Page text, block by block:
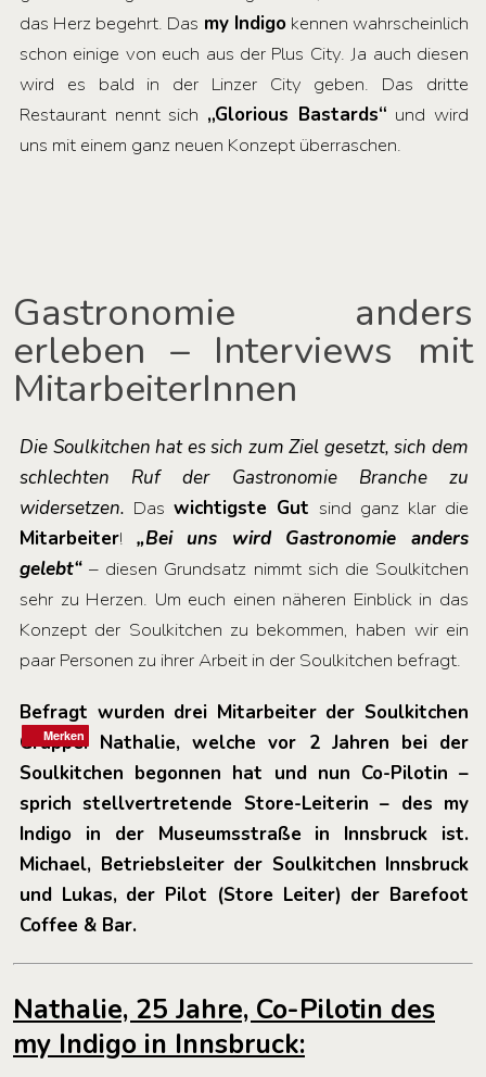
das Herz begehrt. Das my Indigo kennen wahrscheinlich
schon einige von euch aus der Plus City. Ja auch diesen
wird es bald in der Linzer City geben. Das dritte
Restaurant nennt sich „Glorious Bastards“ und wird
uns mit einem ganz neuen Konzept überraschen.
Gastronomie anders
erleben – Interviews mit
MitarbeiterInnen
Die Soulkitchen hat es sich zum Ziel gesetzt, sich dem
schlechten Ruf der Gastronomie Branche zu
widersetzen. Daswichtigste Gut sind ganz klar die
Mitarbeiter! „Bei uns wird Gastronomie anders
gelebt“ – diesen Grundsatz nimmt sich die Soulkitchen
sehr zu Herzen. Um euch einen näheren Einblick in das
Konzept der Soulkitchen zu bekommen, haben wir ein
paar Personen zu ihrer Arbeit in der Soulkitchen befragt.
Befragt wurden drei Mitarbeiter der Soulkitchen
Gruppe. Nathalie, welche vor 2 Jahren bei der
Soulkitchen begonnen hat und nun Co-Pilotin –
sprich stellvertretende Store-Leiterin – des my
Indigo in der Museumsstraße in Innsbruck ist.
Michael, Betriebsleiter der Soulkitchen Innsbruck
und Lukas, der Pilot (Store Leiter) der Barefoot
Coffee & Bar.
Nathalie, 25 Jahre, Co-Pilotin des
my Indigo in Innsbruck:
Merken
Merken
Merken
Merken